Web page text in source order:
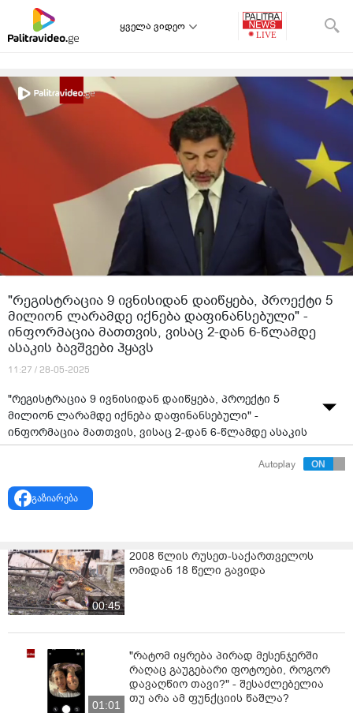
ყველა ვიდეო
"რეგისტრაცია 9 ივნისიდან დაიწყება, პროექტი 5
მილიონ ლარამდე იქნება დაფინანსებული" -
ინფორმაცია მათთვის, ვისაც 2-დან 6-წლამდე
ასაკის ბავშვები ჰყავს
11:27 / 28-05-2025
"რეგისტრაცია 9 ივნისიდან დაიწყება, პროექტი 5
მილიონ ლარამდე იქნება დაფინანსებული" -
ინფორმაცია მათთვის, ვისაც 2-დან 6-წლამდე ასაკის
ბავშვები ჰყავს.
Autoplay
გაზიარება
00:45
2008 წლის რუსეთ-საქართველოს
ომიდან 18 წელი გავიდა
01:01
"რატომ იყრება პირად მესენჯერში
რაღაც გაუგებარი ფოტოები, როგორ
დავაღწიო თავი?" - შესაძლებელია
თუ არა ამ ფუნქციის წაშლა?